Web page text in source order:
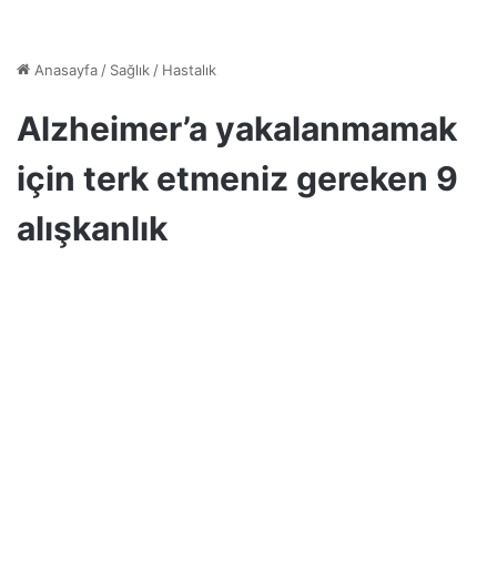
Anasayfa/ Sağlık/ Hastalık
Alzheimer’a yakalanmamak
için terk etmeniz gereken 9
alışkanlık